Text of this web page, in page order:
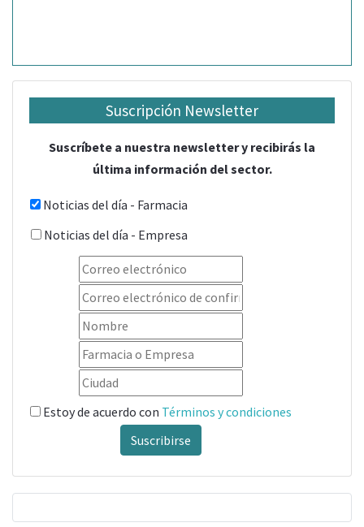
Suscripción Newsletter
Suscríbete a nuestra newsletter y recibirás la
última información del sector.
Noticias del día - Farmacia
Noticias del día - Empresa
Estoy de acuerdo con Términos y condiciones
Suscribirse